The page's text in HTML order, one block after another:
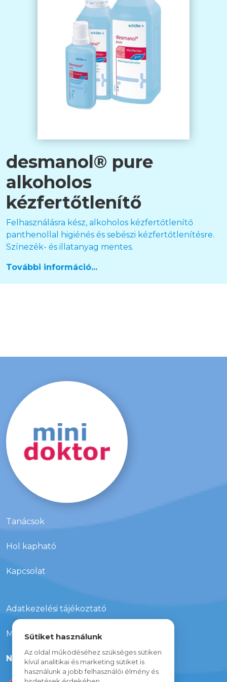
desmanol® pure
alkoholos
kézfertőtlenítő
Felhasználásra kész, alkoholos kézfertőtlenítő
panthenollal higiénés és sebészi kézfertőtlenítésre.
Színezék- és illatanyag mentes.
További információ...
Tanácsok
Hol kapható
Kapcsolat
Adatkezelési tájékoztató
Média megjelenések
Nyereményjáték
Sütiket használunk
Az oldal működéséhez szükséges sütiken
kívül analitikai és marketing sütiket is
használunk a jobb felhasználói élmény és